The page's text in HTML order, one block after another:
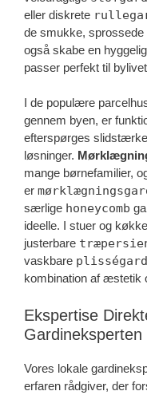
eller diskrete
de smukke, sprossede
også skabe en
passer perfekt til
I de populære
gennem byen, er
efterspørges
løsninger.
mange børnefamilier,
er
særlige honeycomb
ideelle. I stuer og
justerbare
vaskbare
kombination af æstetik
Ekspertise
Vores lokale
erfaren rådgiver, der